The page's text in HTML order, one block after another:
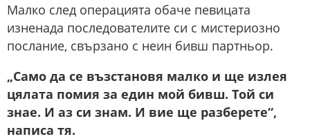
Малко след операцията обаче певицата
изненада последователите си с мистериозно
послание, свързано с неин бивш партньор.
„Само да се възстановя малко и ще излея
цялата помия за един мой бивш. Той си
знае. И аз си знам. И вие ще разберете“,
написа тя.